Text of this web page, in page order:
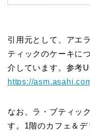
引用元として、アエ
ティックのケーキに
介しています。参考
https://
なお、ラ・ブティッ
す。1階のカフェ＆